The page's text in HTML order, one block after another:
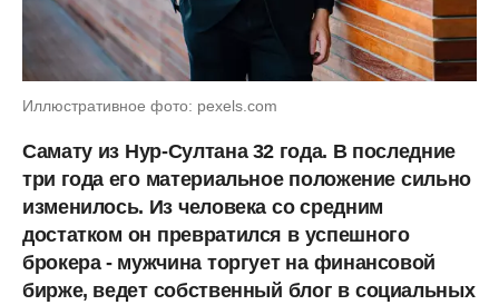
Иллюстративное фото: pexels.com
Самату из Нур-Султана 32 года. В последние
три года его материальное положение сильно
изменилось. Из человека со средним
достатком он превратился в успешного
брокера - мужчина торгует на финансовой
бирже, ведет собственный блог в социальных